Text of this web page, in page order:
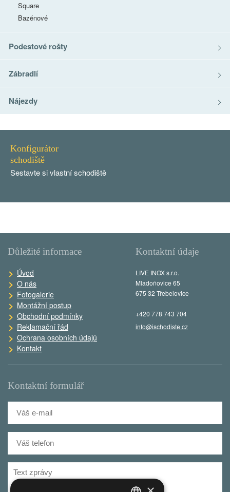
Square
Bazénové
Podestové rošty
Zábradlí
Nájezdy
Konfigurátor
schodiště
Sestavte si vlastní schodiště
Důležité informace
Úvod
O nás
Fotogalerie
Montážní postup
Obchodní podmínky
Reklamační řád
Ochrana osobních údajů
Kontakt
Kontaktní formulář
Kontaktní údaje
LIVE INOX s.r.o.
Mladoňovice 65
675 32 Třebelovice
+420 778 743 704
info@ischodiste.cz